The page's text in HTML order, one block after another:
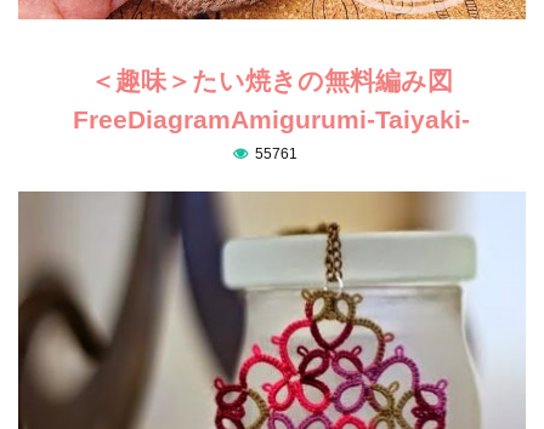
＜趣味＞たい焼きの無料編み図
FreeDiagramAmigurumi-Taiyaki-
55761